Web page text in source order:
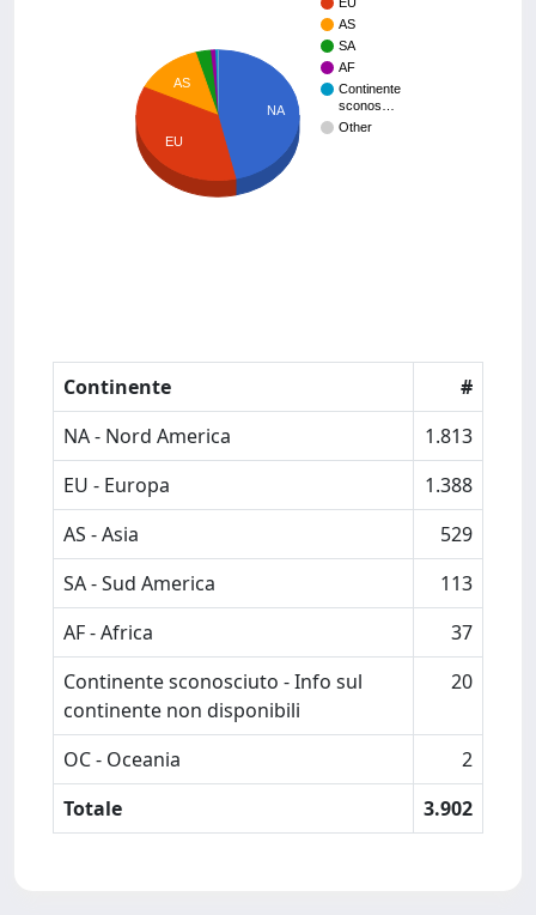
AS
SA
AF
Continente
sconos…
Other
NA
AS
EU
Continente
#
NA - Nord America
1.813
EU - Europa
1.388
AS - Asia
529
SA - Sud America
113
AF - Africa
37
Continente sconosciuto - Info sul
continente non disponibili
20
OC - Oceania
2
Totale
3.902